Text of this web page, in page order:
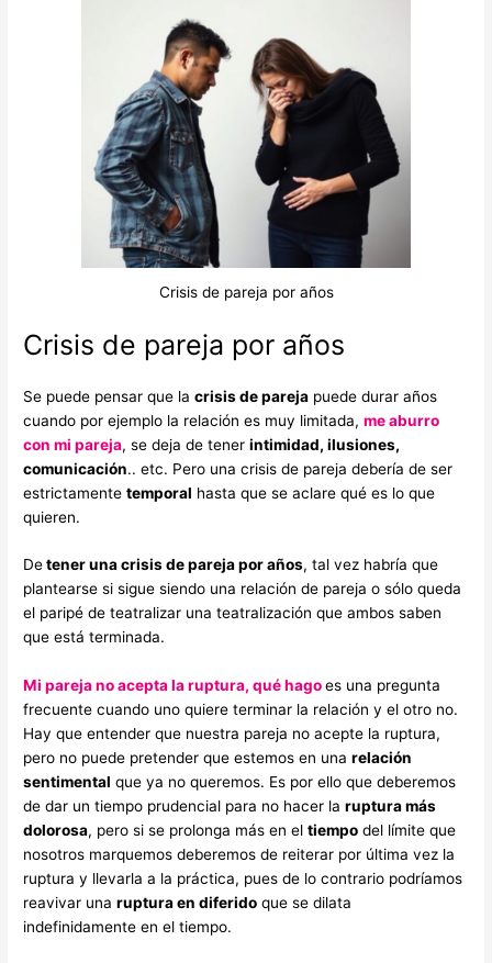
Crisis de pareja por años
Crisis de pareja por años
Se puede pensar que lacrisis de pareja puede durar años
cuando por ejemplo la relación es muy limitada,me aburro
con mi pareja, se deja de tenerintimidad, ilusiones,
comunicación.. etc. Pero una crisis de pareja debería de ser
estrictamentetemporal hasta que se aclare qué es lo que
quieren.
Detener una crisis de pareja por años, tal vez habría que
plantearse si sigue siendo una relación de pareja o sólo queda
el paripé de teatralizar una teatralización que ambos saben
que está terminada.
Mi pareja no acepta la ruptura, qué hagoes una pregunta
frecuente cuando uno quiere terminar la relación y el otro no.
Hay que entender que nuestra pareja no acepte la ruptura,
pero no puede pretender que estemos en unarelación
sentimental que ya no queremos. Es por ello que deberemos
de dar un tiempo prudencial para no hacer laruptura más
dolorosa, pero si se prolonga más en eltiempo del límite que
nosotros marquemos deberemos de reiterar por última vez la
ruptura y llevarla a la práctica, pues de lo contrario podríamos
reavivar unaruptura en diferido que se dilata
indefinidamente en el tiempo.